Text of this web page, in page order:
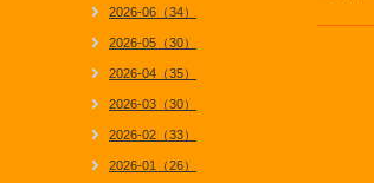
2026-06（34）
2026-05（30）
2026-04（35）
2026-03（30）
2026-02（33）
2026-01（26）